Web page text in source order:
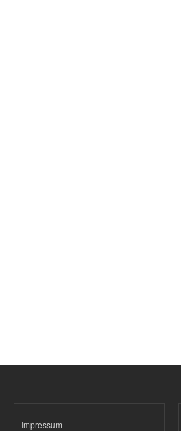
Impressum